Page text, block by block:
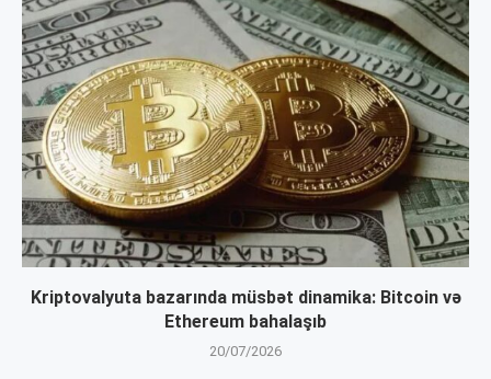
Kriptovalyuta bazarında müsbət dinamika: Bitcoin və
Ethereum bahalaşıb
20/07/2026